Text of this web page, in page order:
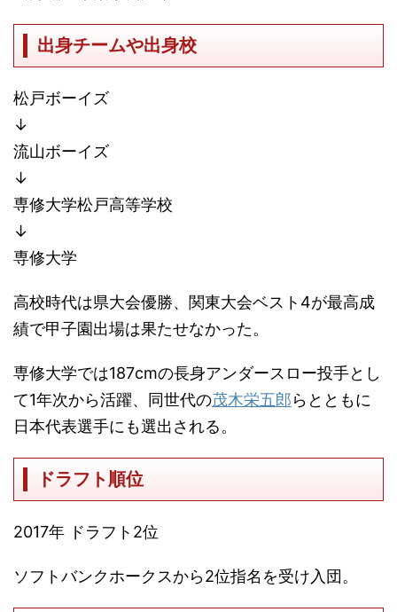
出身チームや出身校
松戸ボーイズ
↓
流山ボーイズ
↓
専修大学松戸高等学校
↓
専修大学
高校時代は県大会優勝、関東大会ベスト4が最高成
績で甲子園出場は果たせなかった。
専修大学では187cmの長身アンダースロー投手とし
て1年次から活躍、同世代の茂木栄五郎らとともに
日本代表選手にも選出される。
ドラフト順位
2017年 ドラフト2位
ソフトバンクホークスから2位指名を受け入団。